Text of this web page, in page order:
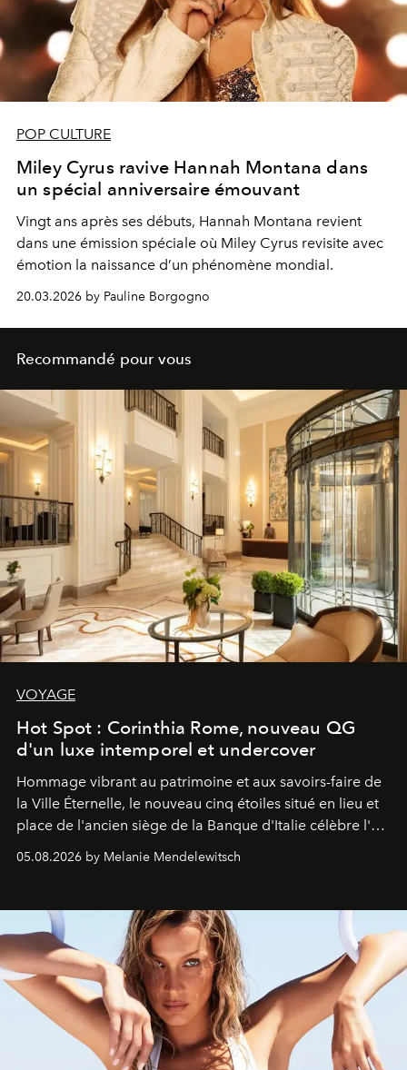
POP CULTURE
Miley Cyrus ravive Hannah Montana dans
un spécial anniversaire émouvant
Vingt ans après ses débuts, Hannah Montana revient
dans une émission spéciale où Miley Cyrus revisite avec
émotion la naissance d’un phénomène mondial.
20.03.2026 by Pauline Borgogno
Recommandé pour vous
VOYAGE
Hot Spot : Corinthia Rome, nouveau QG
d'un luxe intemporel et undercover
Hommage vibrant au patrimoine et aux savoirs-faire de
la Ville Éternelle, le nouveau cinq étoiles situé en lieu et
place de l'ancien siège de la Banque d'Italie célèbre l'art
de vivre Romain dans toute son élégance intemporelle.
05.08.2026 by Melanie Mendelewitsch